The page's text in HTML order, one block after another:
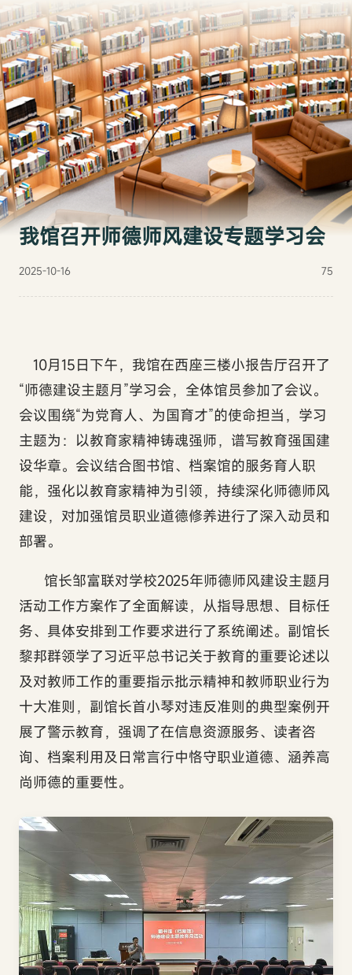
我馆召开师德师风建设专题学习会
2025-10-16 75
10月15日下午，我馆在西座三楼小报告厅召开了
“师德建设主题月”学习会，全体馆员参加了会议。
会议围绕“为党育人、为国育才”的使命担当，学习
主题为：以教育家精神铸魂强师，谱写教育强国建
设华章。会议结合图书馆、档案馆的服务育人职
能，强化以教育家精神为引领，持续深化师德师风
建设，对加强馆员职业道德修养进行了深入动员和
部署。
馆长邹富联对学校2025年师德师风建设主题月
活动工作方案作了全面解读，从指导思想、目标任
务、具体安排到工作要求进行了系统阐述。副馆长
黎邦群领学了习近平总书记关于教育的重要论述以
及对教师工作的重要指示批示精神和教师职业行为
十大准则，副馆长首小琴对违反准则的典型案例开
展了警示教育，强调了在信息资源服务、读者咨
询、档案利用及日常言行中恪守职业道德、涵养高
尚师德的重要性。